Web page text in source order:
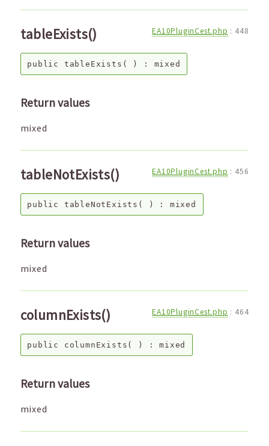
tableExists() EA10PluginCest.php : 448
public tableExists ( ) : mixed
Return values
mixed
tableNotExists() EA10PluginCest.php : 456
public tableNotExists ( ) : mixed
Return values
mixed
columnExists() EA10PluginCest.php : 464
public columnExists ( ) :mixed
Return values
mixed